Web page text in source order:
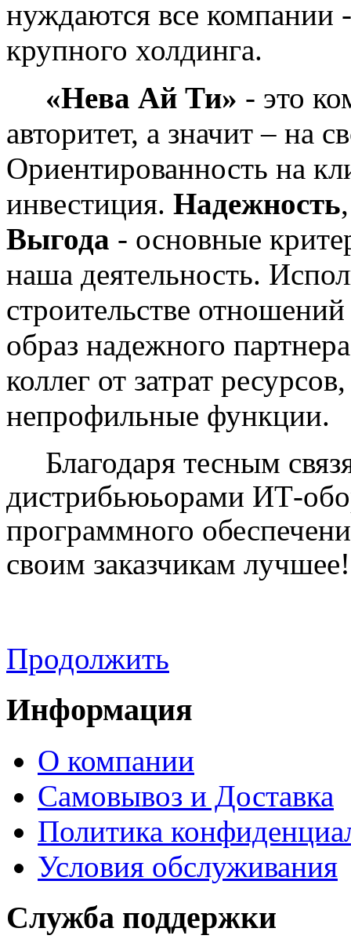
нуждаются все компании
крупного холдинга.
«Нева Ай Ти» - это
авторитет, а значит – на
Ориентированность на
инвестиция. Надежность,
Выгода - основные
наша деятельность.
строительстве
образ надежного
коллег от затрат
непрофильные функции.
Благодаря тесным
дистрибьюьорами ИТ-
программного
своим заказчикам лучшее!
Продолжить
Информация
О компании
Самовывоз и Доставка
Политика
Условия обслуживания
Служба поддержки